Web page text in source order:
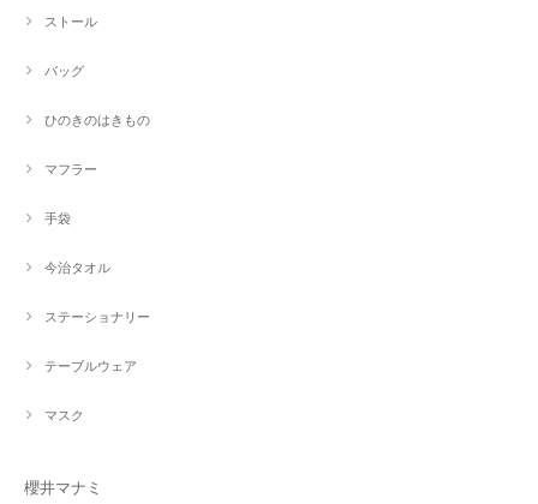
ストール
バッグ
ひのきのはきもの
マフラー
手袋
今治タオル
ステーショナリー
テーブルウェア
マスク
櫻井マナミ